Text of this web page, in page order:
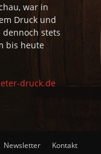
war in
Druck und
stets
bis heute
druck.de
Newsletter
Kontakt